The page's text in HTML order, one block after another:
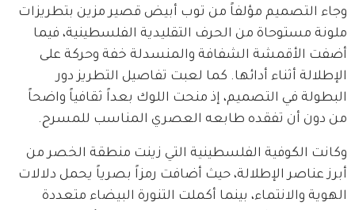
وجاء التصميم مؤلفاً من توب أبيض قصير مزين بتطريزات
ملونة مستوحاة من الحرف التقليدية الفلسطينية، فيما
أضفت الأقمشة الشفافة والمنسدلة خفة وحركة على
الإطلالة أثناء أدائها. كما لعبت تفاصيل التطريز دور
البطولة في التصميم، إذ منحت اللوك بعداً ثقافياً واضحاً
من دون أن تفقده طابعه العصري المناسب للمسرح.
وكانت الكوفية الفلسطينية التي زينت منطقة الخصر من
أبرز عناصر الإطلالة، حيث أضافت رمزاً بصرياً يحمل دلالات
الهوية والانتماء، بينما أكملت التنورة البيضاء متعددة